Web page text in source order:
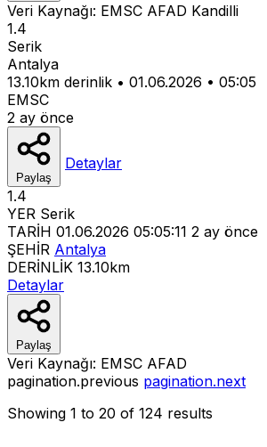
Veri Kaynağı: EMSC AFAD Kandilli
1.4
Serik
Antalya
13.10km derinlik • 01.06.2026 • 05:05
EMSC
2 ay önce
Paylaş
Detaylar
1.4
YER Serik
TARİH 01.06.2026 05:05:11 2 ay önce
ŞEHİR Antalya
DERİNLİK 13.10km
Detaylar
Paylaş
Veri Kaynağı: EMSC AFAD
pagination.previous pagination.next
Showing 1 to 20 of 124 results